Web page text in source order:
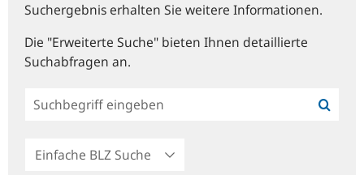
Suchergebnis erhalten Sie weitere Informationen.
Die "Erweiterte Suche" bieten Ihnen detaillierte
Suchabfragen an.
Einfache
Suche